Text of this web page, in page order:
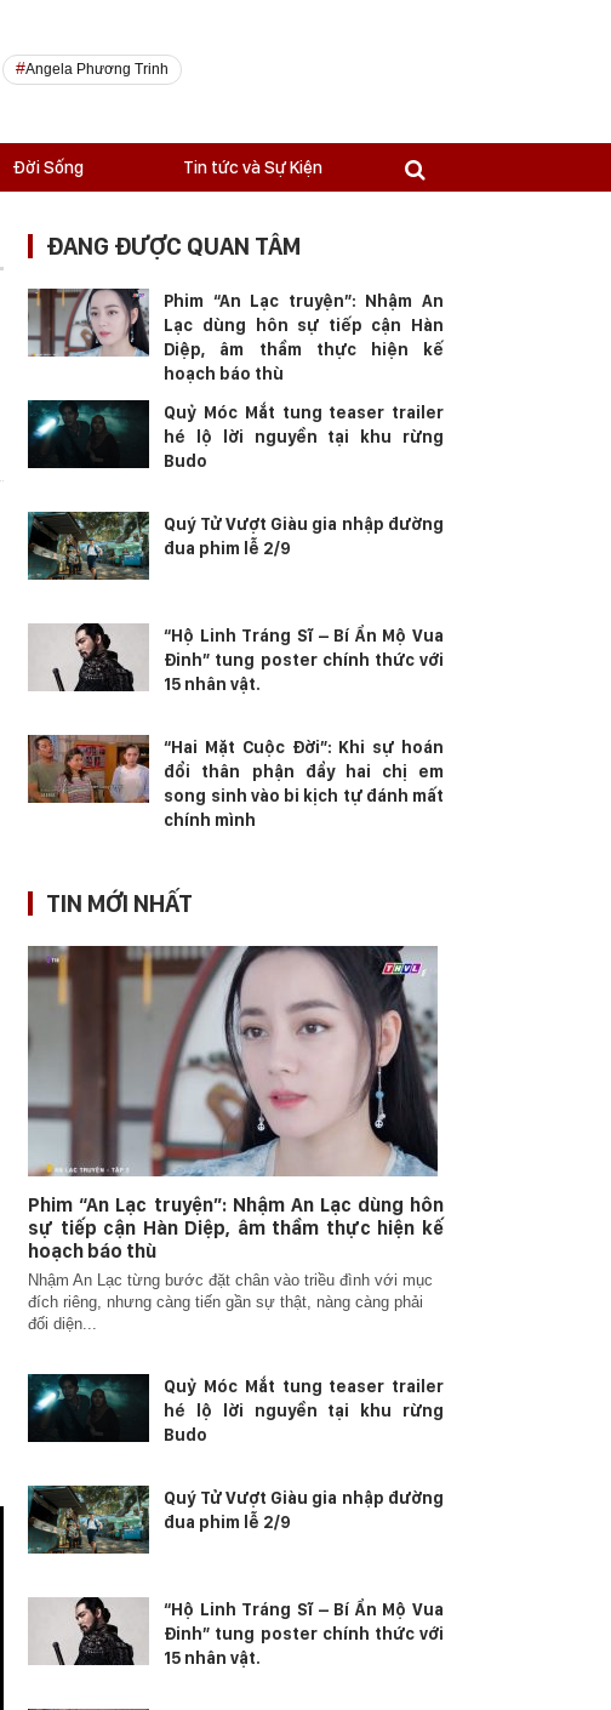
Angela Phương Trinh
Đời Sống Tin tức và Sự Kiện
ĐANG ĐƯỢC QUAN TÂM
Phim “An Lạc truyện”: Nhậm An
Lạc dùng hôn sự tiếp cận Hàn
Diệp, âm thầm thực hiện kế
hoạch báo thù
Quỷ Móc Mắt tung teaser trailer
hé lộ lời nguyền tại khu rừng
Budo
Quý Tử Vượt Giàu gia nhập đường
đua phim lễ 2/9
“Hộ Linh Tráng Sĩ – Bí Ẩn Mộ Vua
Đinh” tung poster chính thức với
15 nhân vật.
“Hai Mặt Cuộc Đời”: Khi sự hoán
đổi thân phận đẩy hai chị em
song sinh vào bi kịch tự đánh mất
chính mình
TIN MỚI NHẤT
Phim “An Lạc truyện”: Nhậm An Lạc dùng hôn
sự tiếp cận Hàn Diệp, âm thầm thực hiện kế
hoạch báo thù
Nhậm An Lạc từng bước đặt chân vào triều đình với mục
đích riêng, nhưng càng tiến gần sự thật, nàng càng phải
đối diện...
Quỷ Móc Mắt tung teaser trailer
hé lộ lời nguyền tại khu rừng
Budo
Quý Tử Vượt Giàu gia nhập đường
đua phim lễ 2/9
“Hộ Linh Tráng Sĩ – Bí Ẩn Mộ Vua
Đinh” tung poster chính thức với
15 nhân vật.